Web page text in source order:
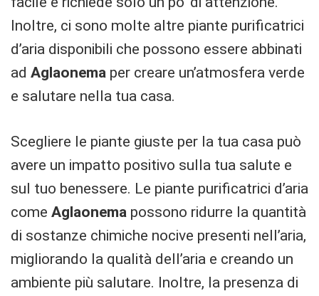
Inoltre, ci sono molte altre piante purificatrici
d’aria disponibili che possono essere abbinati
ad Aglaonema per creare un’atmosfera verde
e salutare nella tua casa.
Scegliere le piante giuste per la tua casa può
avere un impatto positivo sulla tua salute e
sul tuo benessere. Le piante purificatrici d’aria
come Aglaonema possono ridurre la quantità
di sostanze chimiche nocive presenti nell’aria,
migliorando la qualità dell’aria e creando un
ambiente più salutare. Inoltre, la presenza di